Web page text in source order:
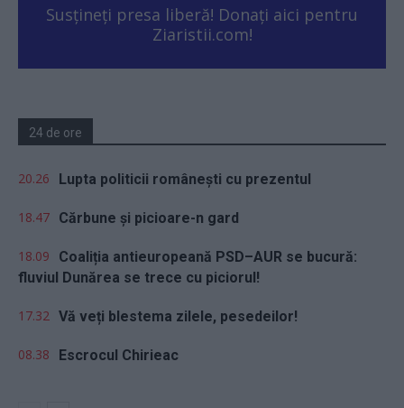
Susțineți presa liberă! Donați aici pentru
Ziaristii.com!
24 de ore
20.26 Lupta politicii românești cu prezentul
18.47 Cărbune și picioare-n gard
18.09
Coaliția antieuropeană PSD–AUR se bucură:
fluviul Dunărea se trece cu piciorul!
17.32 Vă veți blestema zilele, pesedeilor!
08.38 Escrocul Chirieac